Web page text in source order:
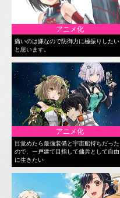
アニメ化
痛いのは嫌なので防御力に極振りしたい
と思います。
アニメ化
目覚めたら最強装備と宇宙船持ちだった
ので、一戸建て目指して傭兵として自由
に生きたい